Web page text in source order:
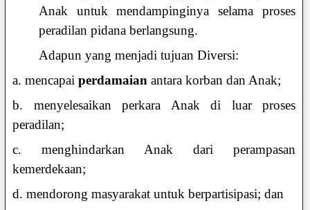
Anak untuk mendampinginya selama proses
peradilan pidana berlangsung.
Adapun yang menjadi tujuan Diversi:
a. mencapaiperdamaian antara korban dan Anak;
b. menyelesaikan perkara Anak di luar proses
peradilan;
c. menghindarkan Anak dari perampasan
kemerdekaan;
d. mendorong masyarakat untuk berpartisipasi; dan